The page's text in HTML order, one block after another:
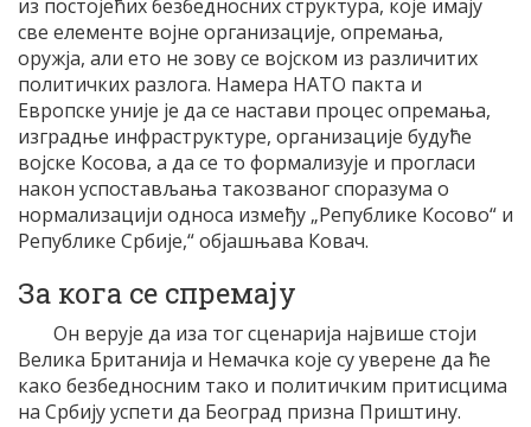
из постојећих безбедносних структура, које имају
све елементе војне организације, опремања,
оружја, али ето не зову се војском из различитих
политичких разлога. Намера НАТО пакта и
Европске уније је да се настави процес опремања,
изградње инфраструктуре, организације будуће
војске Косова, а да се то формализује и прогласи
након успостављања такозваног споразума о
нормализацији односа између „Републике Косово“ и
Републике Србије,“ објашњава Ковач.
За кога се спремају
Он верује да иза тог сценарија највише стоји
Велика Британија и Немачка које су уверене да ће
како безбедносним тако и политичким притисцима
на Србију успети да Београд призна Приштину.